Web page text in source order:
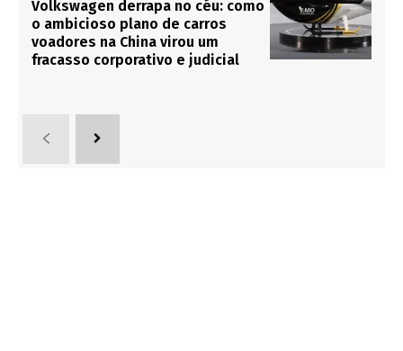
Volkswagen derrapa no céu: como
o ambicioso plano de carros
voadores na China virou um
fracasso corporativo e judicial